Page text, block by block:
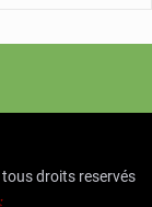
tous droits reservés